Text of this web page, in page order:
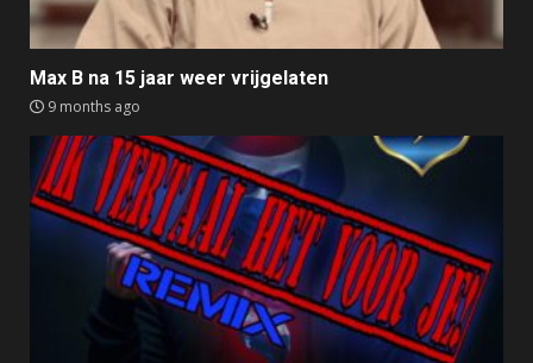
Max B na 15 jaar weer vrijgelaten
9 months ago